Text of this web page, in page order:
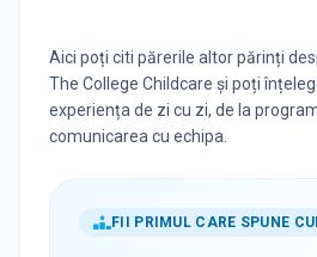
Aici poți citi părerile altor părinți
The College Childcare și poți
experiența de zi cu zi, de la
comunicarea cu echipa.
FII PRIMUL CARE SPUNE